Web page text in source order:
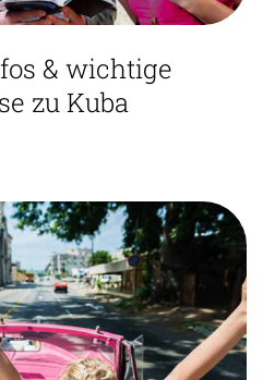
& wichtige
zu Kuba